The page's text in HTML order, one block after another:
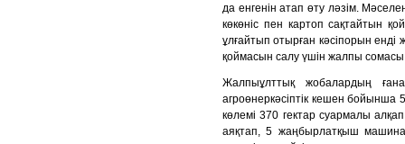
да енгенін атап өту ләзім.
көкөніс пен картоп сақтайтын
ұлғайтып отырған кәсіпорын
қоймасын салу үшін жалпы
Жалпыұлттық жобалардың
агроөнеркәсіптік кешен
көлемі 370 гектар суармалы
аяқтап, 5 жаңбырлатқыш